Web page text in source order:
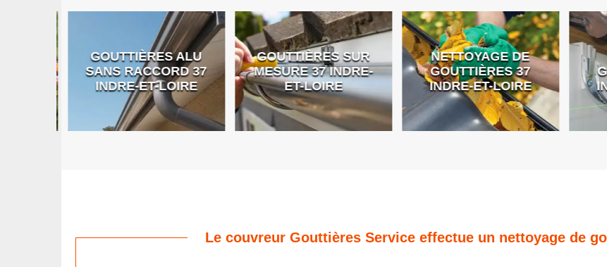
GOUTTIÈRES ALU
SANS RACCORD 37
INDRE-ET-LOIRE
GOUTTIÈRES SUR
MESURE 37 INDRE-
ET-LOIRE
NETTOYAGE DE
GOUTTIÈRES 37
INDRE-ET-LOIRE
Le couvreur Gouttières Service effectue un nettoyage de